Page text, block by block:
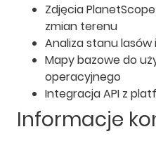
Zdjęcia
zmian terenu
Analiza stanu lasów
Mapy bazowe do
operacyjnego
Integracja API z
Informacje